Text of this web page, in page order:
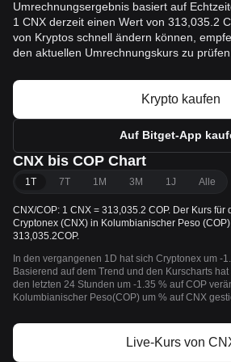
Umrechnungsergebnis basiert auf
1 CNX derzeit einen Wert von 313,035.2
von Kryptos schnell ändern können,
den aktuellen Umrechnungskurs zu prüfen.
Krypto kaufen
Auf Bitget-App
CNX bis COP Chart
1T 7T 1M 3M 1J Alle
CNX/COP: 1 CNX = 313,035.2 COP. Der Kurs für
Cryptonex (CNX) in Kolumbianischer Peso
313,035.2COP.
In den vergangenen 1D hat sich Cryptonex um -
Basierend auf dem Trend und den Kurscharts
den letzten 24 Stunden um -1.35 % auf COP
Kolumbianischer Peso(COP) um % auf CNX
Live-Kurs von